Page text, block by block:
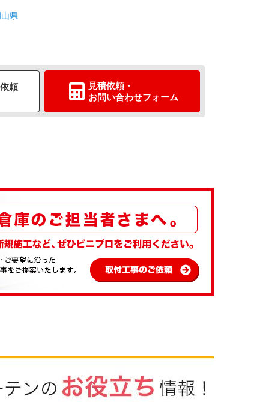
県
頼 見積依頼・
お問い合わせフォーム